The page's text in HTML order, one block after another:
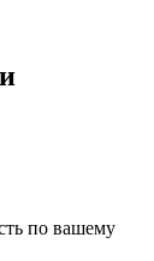
по вашему